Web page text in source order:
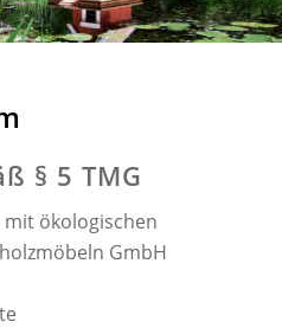
§ 5 TMG
mit ökologischen
GmbH